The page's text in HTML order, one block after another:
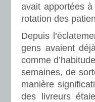
avait apportées à
rotation des
Depuis
gens avaient
comme
semaines, de
manière
des livreurs